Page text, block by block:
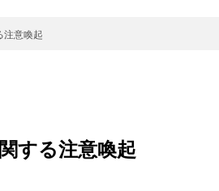
注意喚起
する注意喚起